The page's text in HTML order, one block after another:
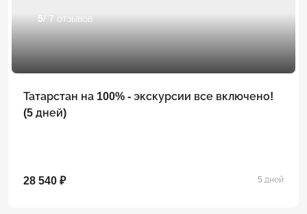
5/ 7 отзывов
Татарстан на 100% - экскурсии все включено!
(5 дней)
28 540 ₽ 5 дней